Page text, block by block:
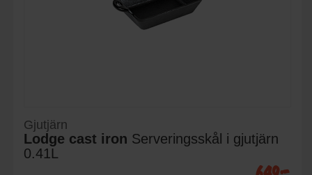
Gjutjärn
Lodge cast iron Serveringsskål i gjutjärn
0.41L